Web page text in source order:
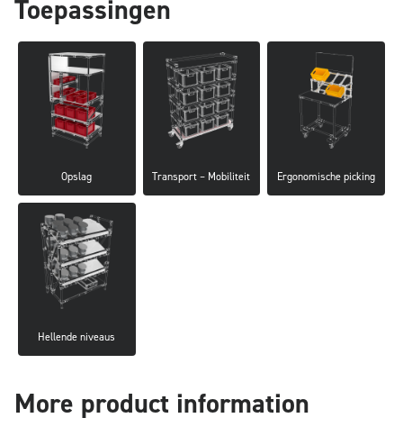
Toepassingen
Opslag Transport – Mobiliteit Ergonomische picking
Hellende niveaus
More product information